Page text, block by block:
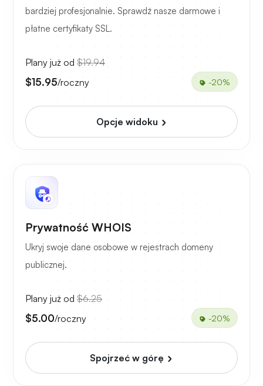
bardziej profesjonalnie. Sprawdź nasze darmowe i
płatne certyfikaty SSL.
Plany już od $19.94
$15.95/roczny -20%
Opcje widoku
Prywatność WHOIS
Ukryj swoje dane osobowe w rejestrach domeny
publicznej.
Plany już od $6.25
$5.00/roczny -20%
Spojrzeć w górę